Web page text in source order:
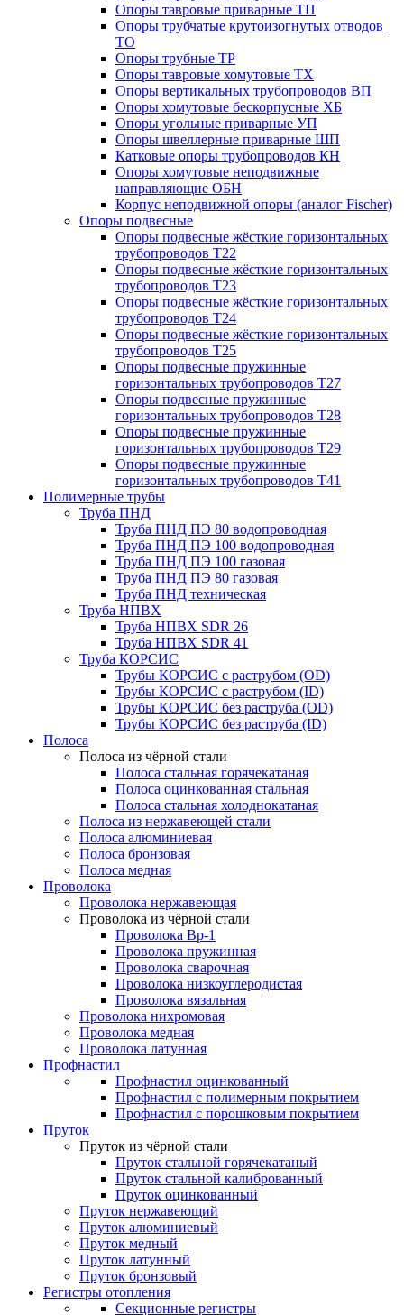
Опоры тавровые приварные ТП
Опоры трубчатые крутоизогнутых отводов
ТО
Опоры трубные ТР
Опоры тавровые хомутовые ТХ
Опоры вертикальных трубопроводов ВП
Опоры хомутовые бескорпусные ХБ
Опоры угольные приварные УП
Опоры швеллерные приварные ШП
Катковые опоры трубопроводов КН
Опоры хомутовые неподвижные
направляющие ОБН
Корпус неподвижной опоры (аналог Fischer)
Опоры подвесные
Опоры подвесные жёсткие горизонтальных
трубопроводов Т22
Опоры подвесные жёсткие горизонтальных
трубопроводов Т23
Опоры подвесные жёсткие горизонтальных
трубопроводов Т24
Опоры подвесные жёсткие горизонтальных
трубопроводов Т25
Опоры подвесные пружинные
горизонтальных трубопроводов Т27
Опоры подвесные пружинные
горизонтальных трубопроводов Т28
Опоры подвесные пружинные
горизонтальных трубопроводов Т29
Опоры подвесные пружинные
горизонтальных трубопроводов Т41
Полимерные трубы
Труба ПНД
Труба ПНД ПЭ 80 водопроводная
Труба ПНД ПЭ 100 водопроводная
Труба ПНД ПЭ 100 газовая
Труба ПНД ПЭ 80 газовая
Труба ПНД техническая
Труба НПВХ
Труба НПВХ SDR 26
Труба НПВХ SDR 41
Труба КОРСИС
Трубы КОРСИС с раструбом (OD)
Трубы КОРСИС с раструбом (ID)
Трубы КОРСИС без раструба (OD)
Трубы КОРСИС без раструба (ID)
Полоса
Полоса из чёрной стали
Полоса стальная горячекатаная
Полоса оцинкованная стальная
Полоса стальная холоднокатаная
Полоса из нержавеющей стали
Полоса алюминиевая
Полоса бронзовая
Полоса медная
Проволока
Проволока нержавеющая
Проволока из чёрной стали
Проволока Вр-1
Проволока пружинная
Проволока сварочная
Проволока низкоуглеродистая
Проволока вязальная
Проволока нихромовая
Проволока медная
Проволока латунная
Профнастил
Профнастил оцинкованный
Профнастил с полимерным покрытием
Профнастил с порошковым покрытием
Пруток
Пруток из чёрной стали
Пруток стальной горячекатаный
Пруток стальной калиброванный
Пруток оцинкованный
Пруток нержавеющий
Пруток алюминиевый
Пруток медный
Пруток латунный
Пруток бронзовый
Регистры отопления
Секционные регистры